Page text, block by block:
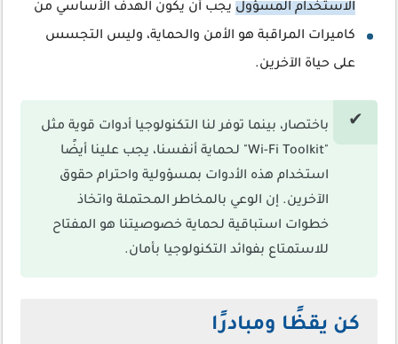
الاستخدام المسؤول يجب أن يكون الهدف الأساسي من
كاميرات المراقبة هو الأمن والحماية، وليس التجسس
على حياة الآخرين.
باختصار، بينما توفر لنا التكنولوجيا أدوات قوية مثل
"Wi-Fi Toolkit" لحماية أنفسنا، يجب علينا أيضًا
استخدام هذه الأدوات بمسؤولية واحترام حقوق
الآخرين. إن الوعي بالمخاطر المحتملة واتخاذ
خطوات استباقية لحماية خصوصيتنا هو المفتاح
للاستمتاع بفوائد التكنولوجيا بأمان.
كن يقظًا ومبادرًا